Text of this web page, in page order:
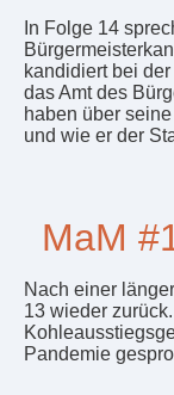
In Folge 14
kandidiert bei
das Amt des
haben über
und wie er der
MaM
Nach einer
13 wieder
Pandemie